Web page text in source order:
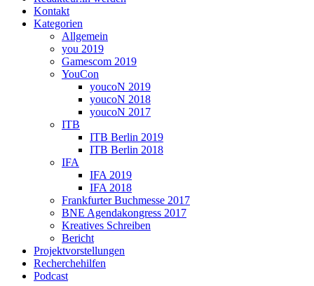
Kontakt
Kategorien
Allgemein
you 2019
Gamescom 2019
YouCon
youcoN 2019
youcoN 2018
youcoN 2017
ITB
ITB Berlin 2019
ITB Berlin 2018
IFA
IFA 2019
IFA 2018
Frankfurter Buchmesse 2017
BNE Agendakongress 2017
Kreatives Schreiben
Bericht
Projektvorstellungen
Recherchehilfen
Podcast